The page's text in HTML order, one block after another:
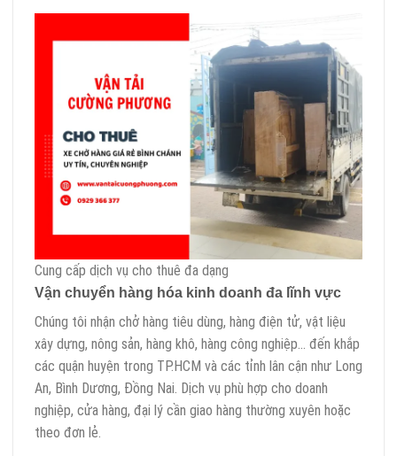
Cung cấp dịch vụ cho thuê đa dạng
Vận chuyển hàng hóa kinh doanh đa lĩnh vực
Chúng tôi nhận chở hàng tiêu dùng, hàng điện tử, vật liệu
xây dựng, nông sản, hàng khô, hàng công nghiệp… đến khắp
các quận huyện trong TP.HCM và các tỉnh lân cận như Long
An, Bình Dương, Đồng Nai. Dịch vụ phù hợp cho doanh
nghiệp, cửa hàng, đại lý cần giao hàng thường xuyên hoặc
theo đơn lẻ.